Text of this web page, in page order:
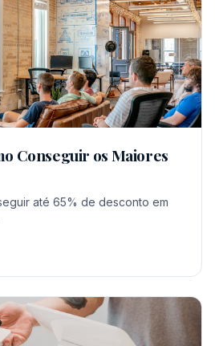
Conseguir os Maiores
até 65% de desconto em